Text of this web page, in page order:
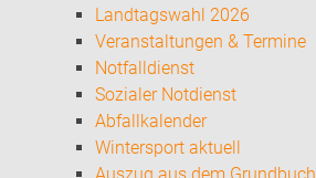
Landtagswahl 2026
Veranstaltungen & Termine
Notfalldienst
Sozialer Notdienst
Abfallkalender
Wintersport aktuell